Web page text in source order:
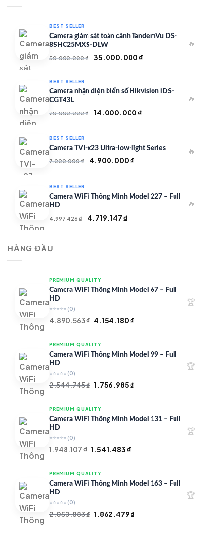
BEST SELLER
Camera giám sát toàn cảnh TandemVu DS-
8SHC25MXS-DLW
50.000.000₫
Giá
50.000.000 ₫.
35.000.000₫
là:
35.000.000 ₫.
🔥
BEST SELLER
Camera nhận diện biển số Hikvision iDS-
CGT43L
20.000.000₫
Giá
20.000.000 ₫.
14.000.000₫
là:
14.000.000 ₫.
🔥
BEST SELLER
Camera TVI-x23 Ultra-low-light Series
7.000.000₫
Giá
7.000.000 ₫.
4.900.000₫
là:
🔥
BEST SELLER
Camera WiFi Thông Minh Model 227 – Full
HD
4.997.426₫
Giá
4.719.147₫
🔥
HÀNG ĐẦU
PREMIUM QUALITY
Camera WiFi Thông Minh Model 67 – Full
HD
⭐⭐⭐⭐⭐ (0)
4.890.563₫ Giá
là:
4.890.563 ₫.
4.154.180₫
là:
🏆
PREMIUM QUALITY
Camera WiFi Thông Minh Model 99 – Full
HD
⭐⭐⭐⭐⭐ (0)
2.544.745₫ Giá
là:
2.544.745 ₫.
1.756.985₫
là:
🏆
PREMIUM QUALITY
Camera WiFi Thông Minh Model 131 – Full
HD
⭐⭐⭐⭐⭐ (0)
1.948.107₫ Giá
là:
1.948.107 ₫.
1.541.483₫
là:
🏆
PREMIUM QUALITY
Camera WiFi Thông Minh Model 163 – Full
HD
⭐⭐⭐⭐⭐ (0)
2.050.883₫ Giá
1.862.479₫
🏆